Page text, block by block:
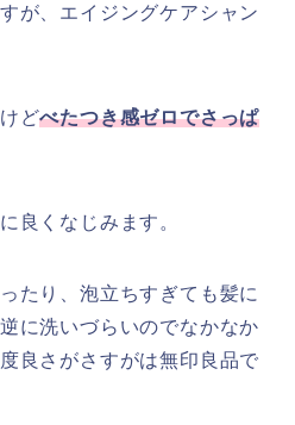
が、エイジングケアシャン
どべたつき感ゼロでさっぱ
良くなじみます。
たり、泡立ちすぎても髪に
に洗いづらいのでなかなか
良さがさすがは無印良品で